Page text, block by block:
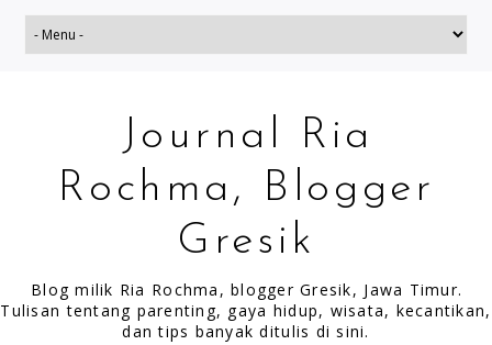
Journal Ria
Rochma, Blogger
Gresik
Blog milik Ria Rochma, blogger Gresik, Jawa Timur.
Tulisan tentang parenting, gaya hidup, wisata, kecantikan,
dan tips banyak ditulis di sini.